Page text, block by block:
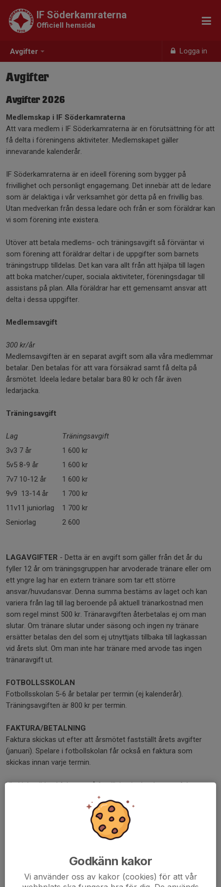
Avgifter Logga in
IF Söderkamraterna
Officiell hemsida
Avgifter
Avgifter 2026
Medlemskap i IF Söderkamraterna
Att vara medlem i IF Söderkamraterna är en förutsättning för att
få delta i föreningens aktiviteter. Medlemskapet gäller
innevarande kalenderår.
IF Söderkamraterna är en ideell förening som bygger på
frivillighet och personligt engagemang. Det innebär att de ledare
som är delaktiga i vår verksamhet gör detta på en frivillig bas.
Utan medverkan från dessa ledare och från er som föräldrar kan
vi som förening inte existera.
Utöver att betala medlems- och träningsavgift så förväntar vi
som förening att föräldrar deltar i de uppgifter som barnets
träningstrupp tilldelas. Det kan vara allt från att hjälpa till lagen
att boka matcher/cuper, sociala aktiviteter, föreningsdagar till
assistans på plan. Alla föräldrar har ett gemensamt ansvar att
delta i dessa uppgifter.
Medlemsavgift
300 kr/år
Medlemsavgiften är en separat avgift som alla våra medlemmar
betalar. Den betalas för att vara försäkrad samt få delta på
årsmötet. Ideela ledare betalar bara 80 kr och får även
ledarjacka.
Träningsavgift
Lag
Träningsavgift
3v3 7 år
1 600 kr
5v5 8-9 år
1 600 kr
7v7 10-12 år
1 600 kr
9v9 13-14 år
1 700 kr
11v11 juniorlag
1 700 kr
Seniorlag
2 600
LAGAVGIFTER - Detta är en avgift som gäller från det år du
fyller 12 år om träningsgruppen har arvoderade tränare eller om
ett yngre lag har en extern tränare som tar ett större
ansvar/huvudansvar. Denna summa bestäms av laget och kan
variera från lag till lag beroende på aktuell tränarkostnad men
som regel minst 500 kr. Tränaravgiften återbetalas ej om man
slutar. Om tränare slutar under säsong och ingen ny tränare
ersätter betalas den del som ej utnyttjats tillbaka till lagkassan
vid årets slut. Om man inte har tränare med arvode tas ingen
tränaravgift ut.
FOTBOLLSSKOLAN
Fotbollsskolan 5-6 år betalar per termin (ej kalenderår).
Träningsavgiften är 800 kr per termin.
FAKTURA/BETALNING
Faktura skickas ut efter att årsmötet fastställt årets avgifter
(januari). Spelare i fotbollskolan får också en faktura som
skickas innan varje termin.
Vi skickar ibland fakturor på familjebasis dvs. bara en faktura
om vi ser en familjekoppling, även om det inte är underlag för
rabatt. Föräldrar betalar inte medlemsavgift men deras namn
kan ibland synas på fakturan om det blir en familjefaktura.
Fakturor som skickas vid terminsstart har 30 dgrs betalningstid
och under säsong tillämpar vi 20 dgr.
Ledare har en rabbaterad medlemsavgift. För föreningen är det
Godkänn kakor
Vi använder oss av kakor (cookies) för att vår